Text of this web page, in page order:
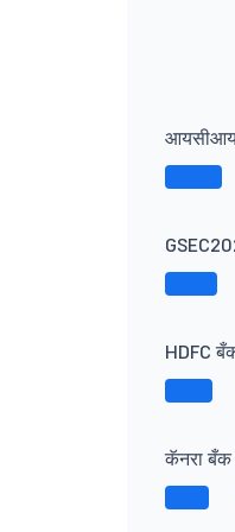
HDFC
कॅनरा बँक